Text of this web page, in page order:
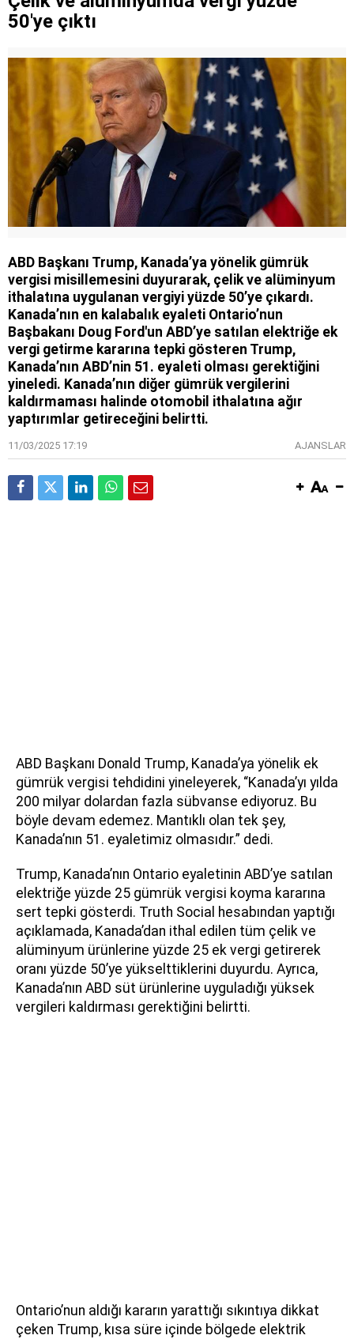
50'ye çıktı
ABD Başkanı Trump, Kanada’ya yönelik gümrük
vergisi misillemesini duyurarak, çelik ve alüminyum
ithalatına uygulanan vergiyi yüzde 50’ye çıkardı.
Kanada’nın en kalabalık eyaleti Ontario’nun
Başbakanı Doug Ford'un ABD’ye satılan elektriğe ek
vergi getirme kararına tepki gösteren Trump,
Kanada’nın ABD’nin 51. eyaleti olması gerektiğini
yineledi. Kanada’nın diğer gümrük vergilerini
kaldırmaması halinde otomobil ithalatına ağır
yaptırımlar getireceğini belirtti.
11/03/2025 17:19 AJANSLAR
ABD Başkanı Donald Trump, Kanada’ya yönelik ek
gümrük vergisi tehdidini yineleyerek, “Kanada’yı yılda
200 milyar dolardan fazla sübvanse ediyoruz. Bu
böyle devam edemez. Mantıklı olan tek şey,
Kanada’nın 51. eyaletimiz olmasıdır.” dedi.
Trump, Kanada’nın Ontario eyaletinin ABD’ye satılan
elektriğe yüzde 25 gümrük vergisi koyma kararına
sert tepki gösterdi. Truth Social hesabından yaptığı
açıklamada, Kanada’dan ithal edilen tüm çelik ve
alüminyum ürünlerine yüzde 25 ek vergi getirerek
oranı yüzde 50’ye yükselttiklerini duyurdu. Ayrıca,
Kanada’nın ABD süt ürünlerine uyguladığı yüksek
vergileri kaldırması gerektiğini belirtti.
Ontario’nun aldığı kararın yarattığı sıkıntıya dikkat
çeken Trump, kısa süre içinde bölgede elektrik